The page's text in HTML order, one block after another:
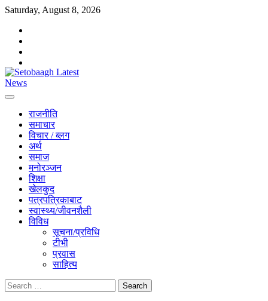
Skip
content
Saturday, August 8, 2026
राजनीति
समाचार
विचार / ब्लग
अर्थ
समाज
मनोरञ्जन
शिक्षा
खेलकुद
पत्रपत्रिकाबाट
स्वास्थ्य/जीवनशैली
विविध
सूचना/प्रविधि
टीभी
प्रवास
साहित्य
Search
for: